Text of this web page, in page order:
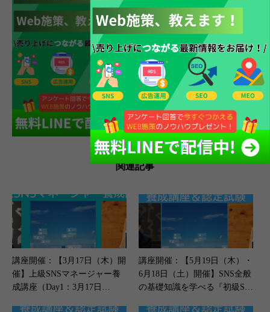
関連記事
講座開催：【3月17日（木）開
催】上級SNSマネージャー養
成講座（Day1：3月17日
講座開催：【5月19日（木）・
6月18日（土）開催】SNS全般
の基礎知識を学べる『初級SN